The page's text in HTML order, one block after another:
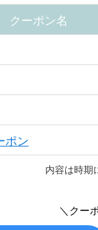
クーポン名
ポン
内容は時期
＼クー